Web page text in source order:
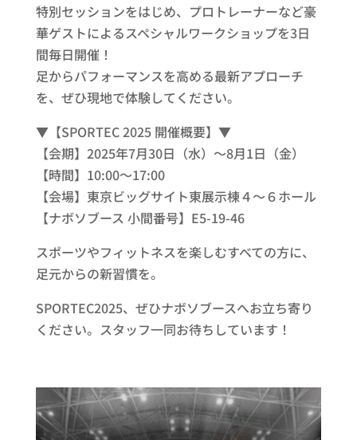
特別セッションをはじめ、プロトレーナーなど豪
華ゲストによるスペシャルワークショップを3日
間毎日開催！
足からパフォーマンスを高める最新アプローチ
を、ぜひ現地で体験してください。
▼【SPORTEC 2025 開催概要】▼
【会期】2025年7月30日（水）～8月1日（金）
【時間】10:00～17:00
【会場】東京ビッグサイト東展示棟４～６ホール
【ナボソブース 小間番号】E5-19-46
スポーツやフィットネスを楽しむすべての方に、
足元からの新習慣を。
SPORTEC2025、ぜひナボソブースへお立ち寄り
ください。スタッフ一同お待ちしています！